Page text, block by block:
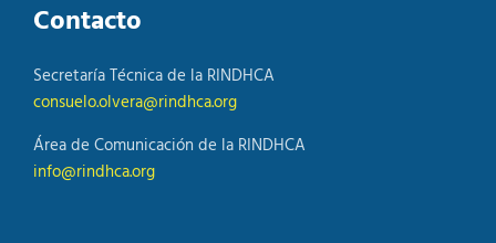
Contacto
Secretaría Técnica de la RINDHCA
consuelo.olvera@rindhca.org
Área de Comunicación de la RINDHCA
info@rindhca.org